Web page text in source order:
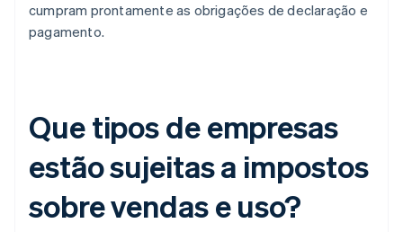
cumpram prontamente as obrigações de declaração e
pagamento.
Que tipos de empresas
estão sujeitas a impostos
sobre vendas e uso?